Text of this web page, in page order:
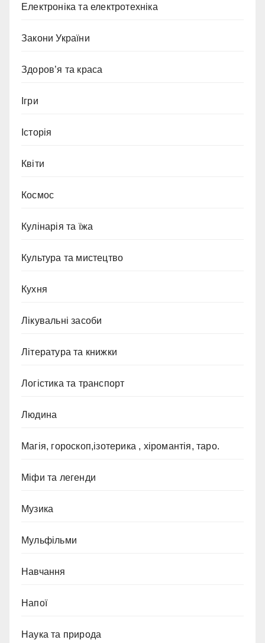
Електроніка та електротехніка
Закони України
Здоров’я та краса
Ігри
Історія
Квіти
Космос
Кулінарія та їжа
Культура та мистецтво
Кухня
Лікувальні засоби
Література та книжки
Логістика та транспорт
Людина
Магія, гороскоп,ізотерика , хіромантія, таро.
Міфи та легенди
Музика
Мульфільми
Навчання
Напої
Наука та природа